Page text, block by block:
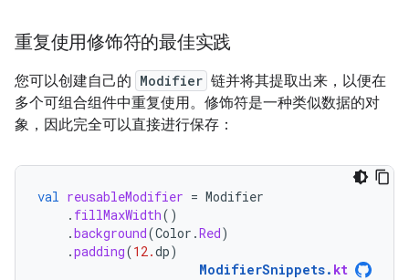
重复使用修饰符的最佳实践
您可以创建自己的 Modifier 链并将其提取出来，以便在
多个可组合组件中重复使用。修饰符是一种类似数据的对
象，因此完全可以直接进行保存：
val reusableModifier = Modifier
. fillMaxWidth()
.background(Color .Red)
.padding(12.dp)
ModifierSnippets. kt